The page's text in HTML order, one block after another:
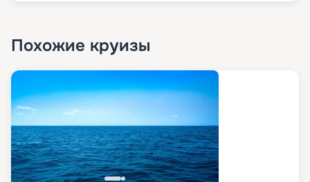
Похожие круизы